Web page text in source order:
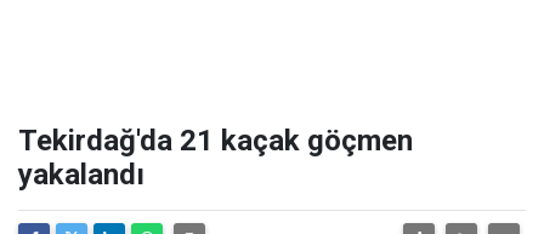
Tekirdağ'da 21 kaçak göçmen
yakalandı